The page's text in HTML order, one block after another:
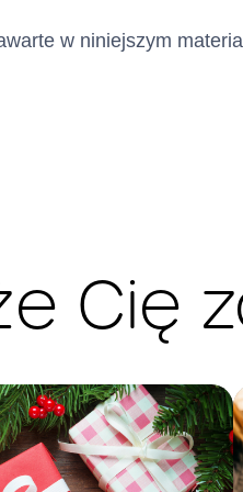
w niniejszym
Cię